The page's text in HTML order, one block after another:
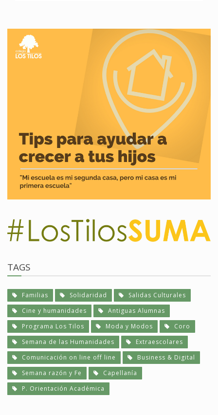
TAGS
Familias Solidaridad
Salidas Culturales
Cine y humanidades
Antiguas Alumnas
Programa Los Tilos
Moda y Modos
Coro
Semana de las Humanidades
Extraescolares
Comunicación on line off line
Business & Digital
Semana razón y Fe
Capellanía
P. Orientación Académica